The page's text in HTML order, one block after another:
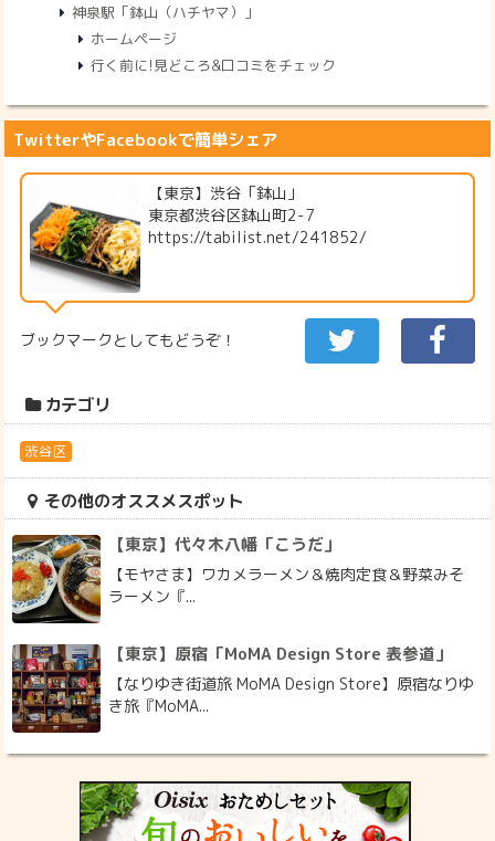
神泉駅「鉢山（ハチヤマ）」
ホームページ
行く前に!見どころ&口コミをチェック
TwitterやFacebookで簡単シェア
【東京】渋谷「鉢山」
東京都渋谷区鉢山町2-7
https://tabilist.net/241852/
ブックマークとしてもどうぞ！
カテゴリ
渋谷区
その他のオススメスポット
【東京】代々木八幡「こうだ」
【モヤさま】ワカメラーメン＆焼肉定食＆野菜みそ
ラーメン『...
【東京】原宿「MoMA Design Store 表参道」
【なりゆき街道旅 MoMA Design Store】原宿なりゆ
き旅『MoMA...